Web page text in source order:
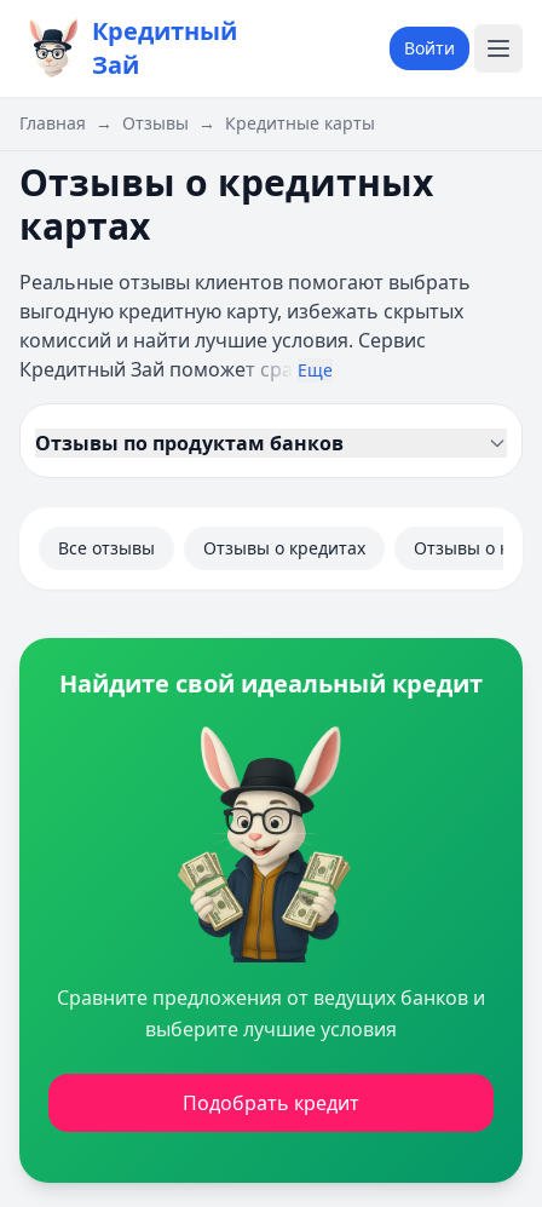
Кредитный
Зай
Войти
Главная → Отзывы → Кредитные карты
Отзывы о кредитных
картах
Реальные отзывы клиентов помогают выбрать
выгодную кредитную карту, избежать скрытых
комиссий и найти лучшие условия. Сервис
Кредитный Зай поможет сра Еще
Отзывы по продуктам банков
Все отзывы Отзывы о кредитах Отзывы о
Найдите свой идеальный кредит
Сравните предложения от ведущих банков и
выберите лучшие условия
Подобрать кредит